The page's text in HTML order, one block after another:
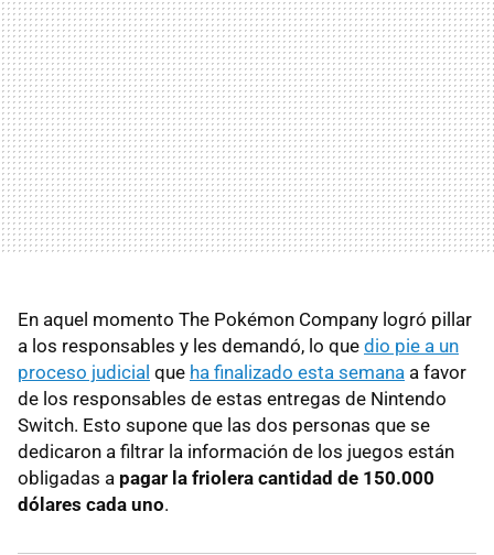
En aquel momento The Pokémon Company logró pillar
a los responsables y les demandó, lo que dio pie a un
proceso judicial que ha finalizado esta semana a favor
de los responsables de estas entregas de Nintendo
Switch. Esto supone que las dos personas que se
dedicaron a filtrar la información de los juegos están
obligadas a pagar la friolera cantidad de 150.000
dólares cada uno.